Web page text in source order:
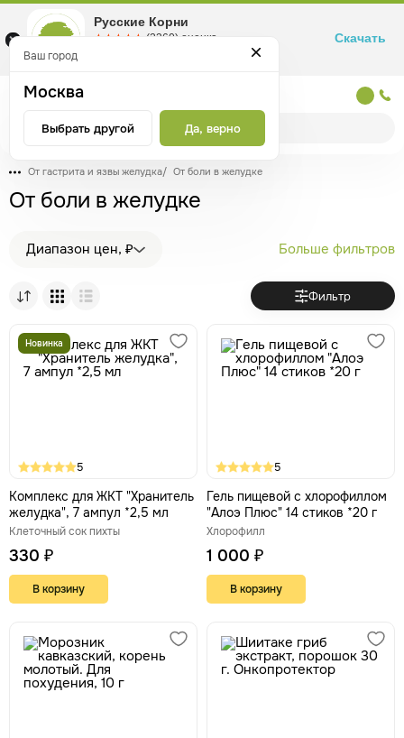
От гастрита и язвы желудка/ От боли в желудке
От боли в желудке
Диапазон цен, ₽ Больше фильтров
Фильтр
Новинка
5
Комплекс для ЖКТ "Хранитель
желудка", 7 ампул *2,5 мл
Клеточный сок пихты
330 ₽
В корзину
5
Гель пищевой с хлорофиллом
"Алоэ Плюс" 14 стиков *20 г
Хлорофилл
1 000 ₽
В корзину
Ваш город
Москва
Выбрать другой Да, верно
Русские Корни
☆☆☆☆☆
★★★★★ (2360) оценка
Маркетплейс товаров для здоровья
Скачать